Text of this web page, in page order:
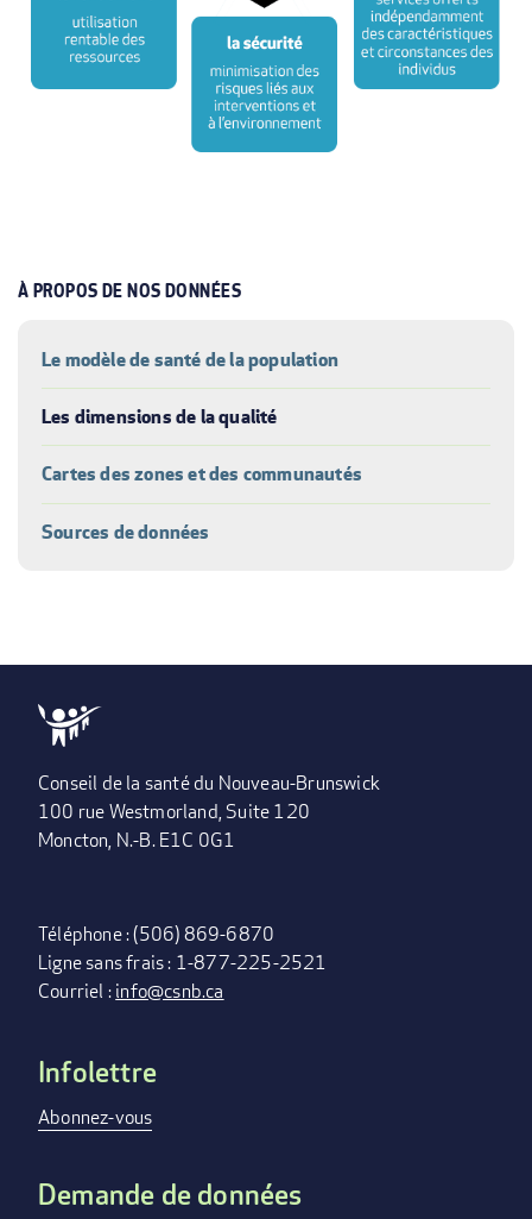
À PROPOS DE NOS DONNÉES
Le modèle de santé de la population
Les dimensions de la qualité
Cartes des zones et des communautés
Sources de données
Conseil de la santé du Nouveau-Brunswick
100 rue Westmorland, Suite 120
Moncton, N.-B. E1C 0G1
Téléphone : (506) 869-6870
Ligne sans frais : 1-877-225-2521
Courriel :info@csnb.ca
FOOTER
MENU
Infolettre
Abonnez-vous
Demande de données